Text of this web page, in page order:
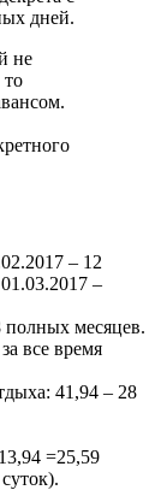
дней.
не
то
– 12
–
месяцев.
все время
41,94 – 28
=25,59